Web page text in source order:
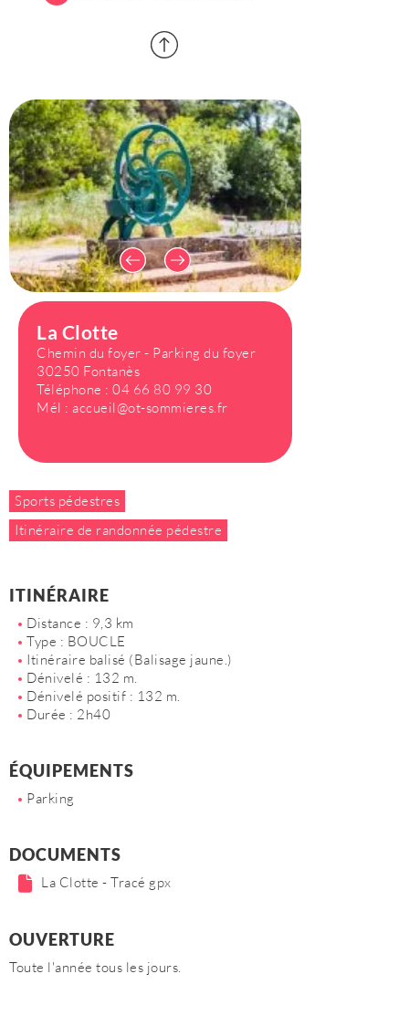
La Clotte
Chemin du foyer - Parking du foyer
30250 Fontanès
Téléphone : 04 66 80 99 30
Mél : accueil@ot-sommieres.fr
Sports pédestres
Itinéraire de randonnée pédestre
ITINÉRAIRE
Distance : 9,3 km
Type : BOUCLE
Itinéraire balisé (Balisage jaune.)
Dénivelé : 132 m.
Dénivelé positif : 132 m.
Durée : 2h40
ÉQUIPEMENTS
Parking
DOCUMENTS
La Clotte - Tracé gpx
OUVERTURE
Toute l'année tous les jours.